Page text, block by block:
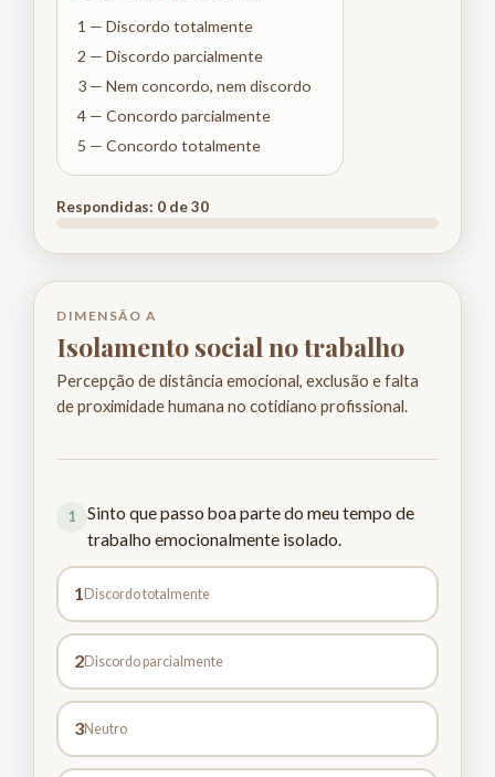
1 — Discordo totalmente
2 — Discordo parcialmente
3 — Nem concordo, nem discordo
4 — Concordo parcialmente
5 — Concordo totalmente
Respondidas: 0 de 30
DIMENSÃO A
Isolamento social no trabalho
Percepção de distância emocional, exclusão e falta
de proximidade humana no cotidiano profissional.
1
Sinto que passo boa parte do meu tempo de
trabalho emocionalmente isolado.
1 Discordo totalmente
2Discordo parcialmente
3Neutro